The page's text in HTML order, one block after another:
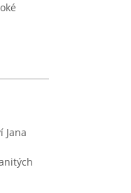
Jana